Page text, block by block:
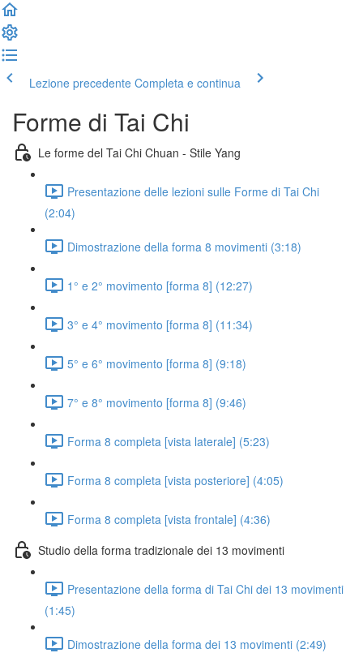
Lezione precedente Completa e continua
Forme di Tai Chi
Le forme del Tai Chi Chuan - Stile Yang
Presentazione delle lezioni sulle Forme di Tai Chi
(2:04)
Dimostrazione della forma 8 movimenti (3:18)
1° e 2° movimento [forma 8] (12:27)
3° e 4° movimento [forma 8] (11:34)
5° e 6° movimento [forma 8] (9:18)
7° e 8° movimento [forma 8] (9:46)
Forma 8 completa [vista laterale] (5:23)
Forma 8 completa [vista posteriore] (4:05)
Forma 8 completa [vista frontale] (4:36)
Studio della forma tradizionale dei 13 movimenti
Presentazione della forma di Tai Chi dei 13 movimenti
(1:45)
Dimostrazione della forma dei 13 movimenti (2:49)